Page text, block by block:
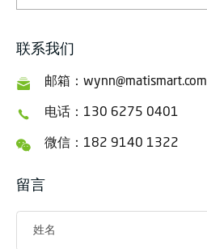
联系我们
邮箱：wynn@matismart.com
电话：130 6275 0401
微信：182 9140 1322
留言